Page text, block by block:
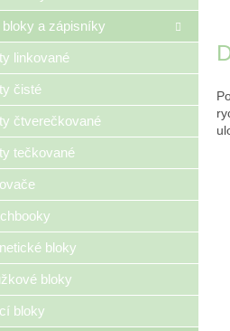
bloky a zápisníky
linkované
čisté
čtverečkované
tečkované
bloky
bloky
bloky